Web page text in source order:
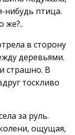
нибудь птица.
же?..
в сторону
деревьями.
страшно. В
тоскливо
за руль.
ощущая,